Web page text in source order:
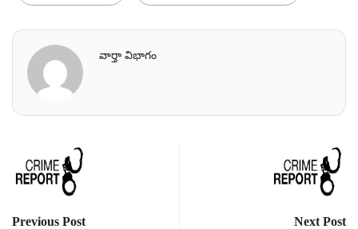
వార్తా విభాగం
Previous Post Next Post